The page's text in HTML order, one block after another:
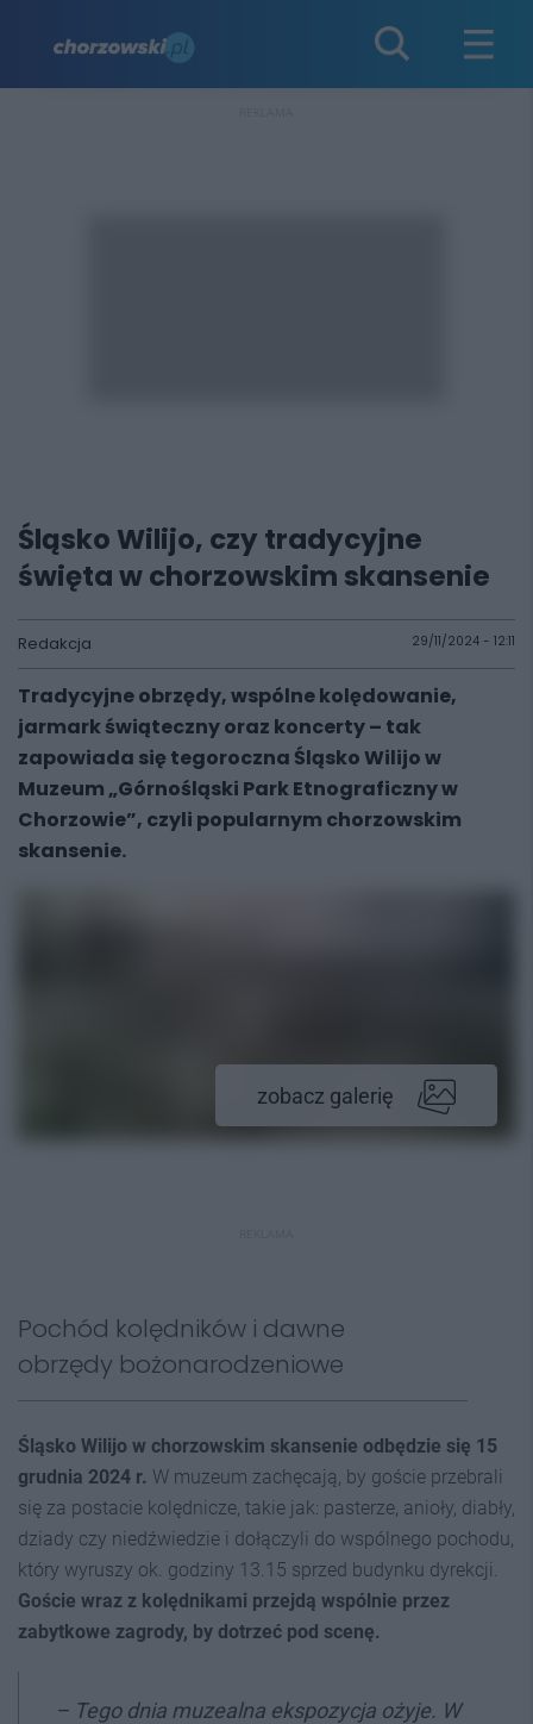
Śląsko Wilijo, czy tradycyjne
święta w chorzowskim skansenie
Redakcja 29/11/2024 - 12:11
Tradycyjne obrzędy, wspólne kolędowanie,
jarmark świąteczny oraz koncerty – tak
zapowiada się tegoroczna Śląsko Wilijo w
Muzeum „Górnośląski Park Etnograficzny w
Chorzowie”, czyli popularnym chorzowskim
skansenie.
zobacz galerię
Pochód kolędników i dawne
obrzędy bożonarodzeniowe
Śląsko Wilijo w chorzowskim skansenie odbędzie się 15
grudnia 2024 r. W muzeum zachęcają, by goście przebrali
się za postacie kolędnicze, takie jak: pasterze, anioły, diabły,
dziady czy niedźwiedzie i dołączyli do wspólnego pochodu,
który wyruszy ok. godziny 13.15 sprzed budynku dyrekcji.
Goście wraz z kolędnikami przejdą wspólnie przez
zabytkowe zagrody, by dotrzeć pod scenę.
– Tego dnia muzealna ekspozycja ożyje. W